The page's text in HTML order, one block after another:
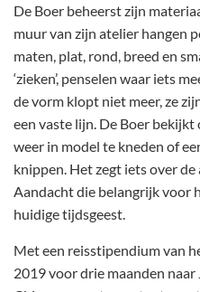
De Boer beheerst zijn
muur van zijn atelier hangen
maten, plat, rond, breed en
‘zieken’, penselen waar iets
de vorm klopt niet meer, ze
een vaste lijn. De Boer bekijkt
weer in model te kneden of
knippen. Het zegt iets over
Aandacht die belangrijk voor
huidige tijdsgeest.
Met een reisstipendium van
2019 voor drie maanden naar